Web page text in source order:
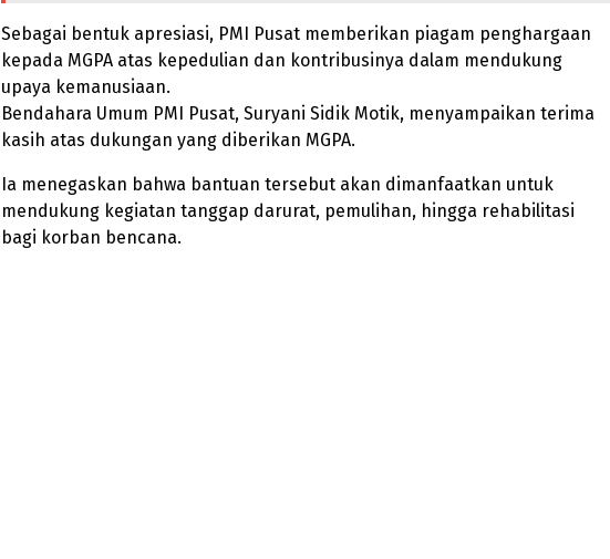
Sebagai bentuk apresiasi, PMI Pusat memberikan piagam penghargaan
kepada MGPA atas kepedulian dan kontribusinya dalam mendukung
upaya kemanusiaan.
Bendahara Umum PMI Pusat, Suryani Sidik Motik, menyampaikan terima
kasih atas dukungan yang diberikan MGPA.
Ia menegaskan bahwa bantuan tersebut akan dimanfaatkan untuk
mendukung kegiatan tanggap darurat, pemulihan, hingga rehabilitasi
bagi korban bencana.